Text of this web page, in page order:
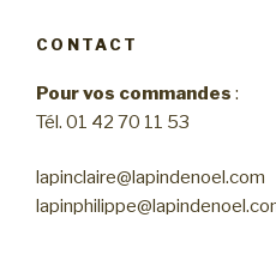
CONTACT
Pour vos commandes :
Tél. 01 42 70 11 53
lapinclaire@lapindenoel.com